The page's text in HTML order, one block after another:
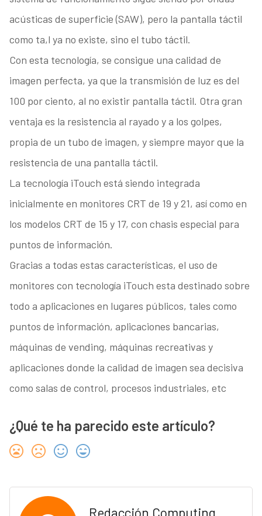
acústicas de superficie (SAW), pero la pantalla táctil
como ta,l ya no existe, sino el tubo táctil.
Con esta tecnología, se consigue una calidad de
imagen perfecta, ya que la transmisión de luz es del
100 por ciento, al no existir pantalla táctil. Otra gran
ventaja es la resistencia al rayado y a los golpes,
propia de un tubo de imagen, y siempre mayor que la
resistencia de una pantalla táctil.
La tecnología iTouch está siendo integrada
inicialmente en monitores CRT de 19 y 21, así como en
los modelos CRT de 15 y 17, con chasis especial para
puntos de información.
Gracias a todas estas características, el uso de
monitores con tecnología iTouch esta destinado sobre
todo a aplicaciones en lugares públicos, tales como
puntos de información, aplicaciones bancarias,
máquinas de vending, máquinas recreativas y
aplicaciones donde la calidad de imagen sea decisiva
como salas de control, procesos industriales, etc
¿Qué te ha parecido este artículo?